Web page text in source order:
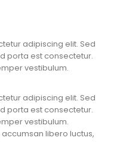
adipiscing elit. Sed
porta est consectetur.
vestibulum.
adipiscing elit. Sed
porta est consectetur.
vestibulum.
libero luctus,